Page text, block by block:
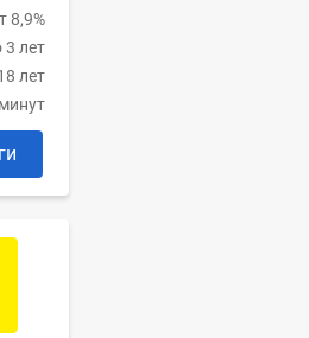
8,9%
3 лет
лет